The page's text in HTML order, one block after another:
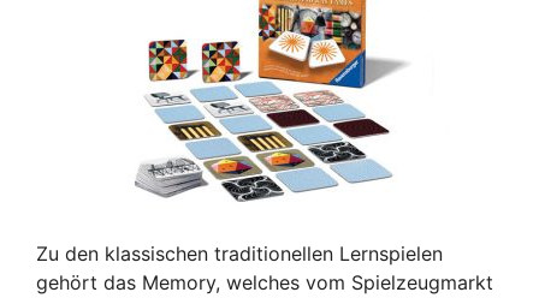
Zu den klassischen traditionellen Lernspielen
gehört das Memory, welches vom Spielzeugmarkt